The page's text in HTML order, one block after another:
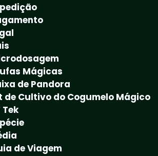
Mágicas
de Pandora
de Cultivo do Cogumelo Mágico
Tek
de Viagem